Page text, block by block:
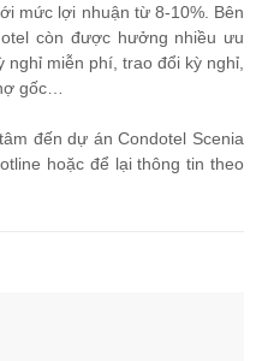
mức lợi nhuận từ 8-10%. Bên
còn được hưởng nhiều ưu
miễn phí, trao đổi kỳ nghỉ,
gốc…
đến dự án Condotel Scenia
hoặc để lại thông tin theo